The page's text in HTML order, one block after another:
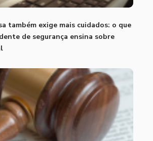
também exige mais cuidados: o que
de segurança ensina sobre